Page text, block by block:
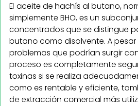
El aceite de hachís al butano,
simplemente BHO, es un
concentrados que se distingue
butano como disolvente. A pesar
problemas que podrían surgir
proceso es completamente
toxinas si se realiza
como es rentable y eficiente,
de extracción comercial más